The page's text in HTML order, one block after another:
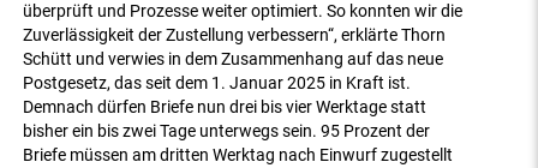
überprüft und Prozesse weiter optimiert. So konnten wir die
Zuverlässigkeit der Zustellung verbessern“, erklärte Thorn
Schütt und verwies in dem Zusammenhang auf das neue
Postgesetz, das seit dem 1. Januar 2025 in Kraft ist.
Demnach dürfen Briefe nun drei bis vier Werktage statt
bisher ein bis zwei Tage unterwegs sein. 95 Prozent der
Briefe müssen am dritten Werktag nach Einwurf zugestellt